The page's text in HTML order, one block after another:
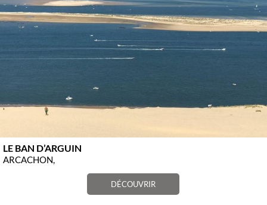
LE BAN D’ARGUIN
ARCACHON,
DÉCOUVRIR